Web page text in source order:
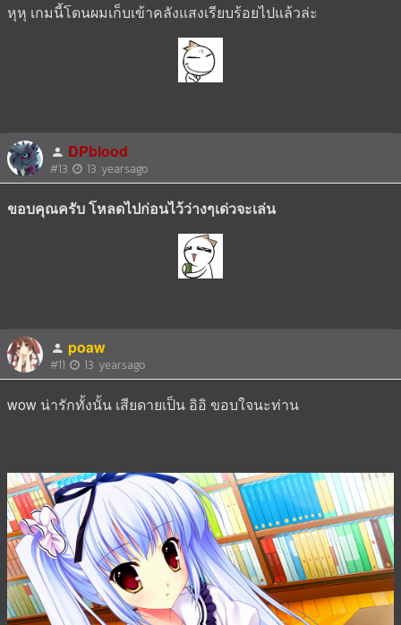
หุหุ เกมนี้โดนผมเก็บเข้าคลังแสงเรียบร้อยไปแล้วล่ะ
DPblood
#13 13 yearsago
ขอบคุณครับ โหลดไปก่อนไว้ว่างๆเด่วจะเล่น
poaw
#11 13 yearsago
wow น่ารักทั้งนั้น เสียดายเป็น อิอิ ขอบใจนะท่าน